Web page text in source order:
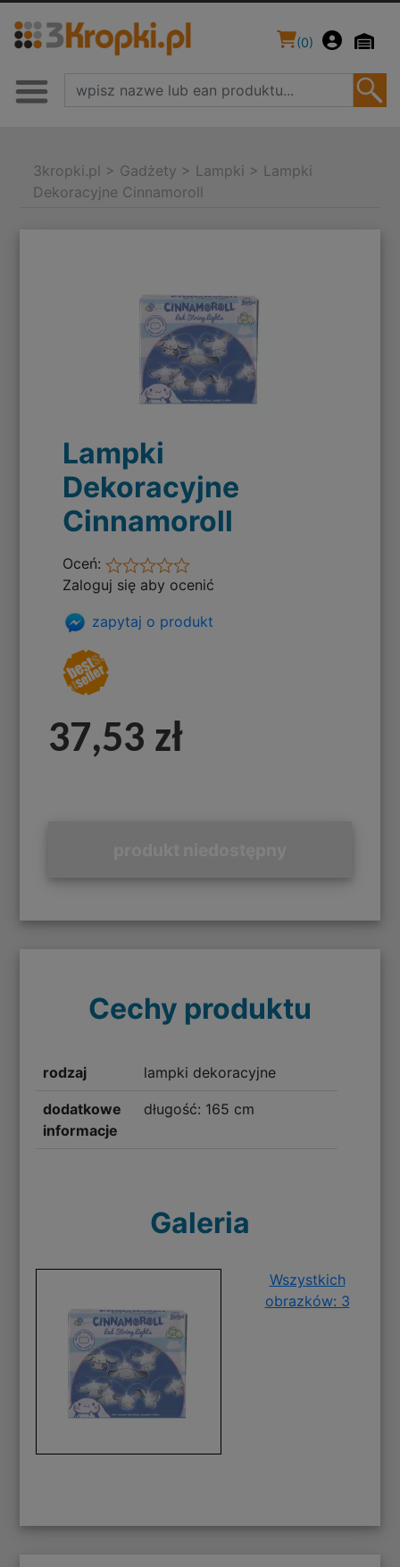
(0)
3kropki.pl > Gadżety > Lampki > Lampki
Dekoracyjne Cinnamoroll
Lampki
Dekoracyjne
Cinnamoroll
Oceń:
Zaloguj się aby ocenić
zapytaj o produkt
37,53 zł
Cechy produktu
rodzaj lampki dekoracyjne
dodatkowe
informacje
długość: 165 cm
Galeria
Wszystkich
obrazków: 3